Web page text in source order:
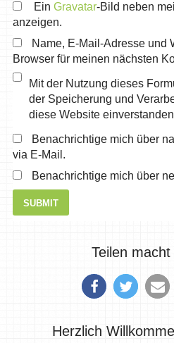
Ein Gravatar-Bild neben
anzeigen.
Name, E-Mail-Adresse und
Browser für meinen nächsten
Mit der Nutzung dieses
der Speicherung und
diese Website
Benachrichtige mich über
via E-Mail.
Benachrichtige mich über
Teilen
Herzlich